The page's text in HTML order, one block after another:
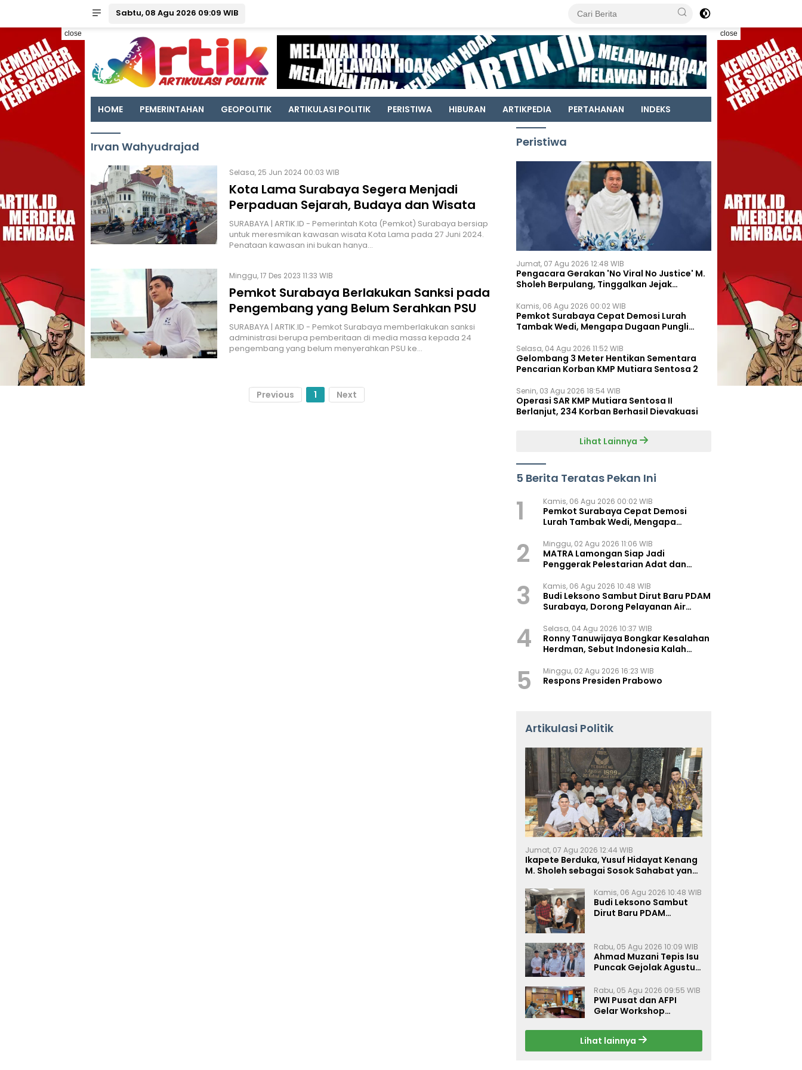
Sabtu, 08 Agu 2026 09:09 WIB
close close
HOME PEMERINTAHAN GEOPOLITIK ARTIKULASI POLITIK PERISTIWA HIBURAN ARTIKPEDIA PERTAHANAN INDEKS
Irvan Wahyudrajad
Selasa, 25 Jun 2024 00:03 WIB
Kota Lama Surabaya Segera Menjadi
Perpaduan Sejarah, Budaya dan Wisata
SURABAYA | ARTIK.ID - Pemerintah Kota (Pemkot) Surabaya bersiap
untuk meresmikan kawasan wisata Kota Lama pada 27 Juni 2024.
Penataan kawasan ini bukan hanya…
Minggu, 17 Des 2023 11:33 WIB
Pemkot Surabaya Berlakukan Sanksi pada
Pengembang yang Belum Serahkan PSU
SURABAYA | ARTIK.ID - Pemkot Surabaya memberlakukan sanksi
administrasi berupa pemberitaan di media massa kepada 24
pengembang yang belum menyerahkan PSU ke…
Previous 1 Next
Peristiwa
Jumat, 07 Agu 2026 12:48 WIB
Pengacara Gerakan 'No Viral No Justice' M.
Sholeh Berpulang, Tinggalkan Jejak
Kamis, 06 Agu 2026 00:02 WIB
Pemkot Surabaya Cepat Demosi Lurah
Tambak Wedi, Mengapa Dugaan Pungli
Selasa, 04 Agu 2026 11:52 WIB
Gelombang 3 Meter Hentikan Sementara
Pencarian Korban KMP Mutiara Sentosa 2
Senin, 03 Agu 2026 18:54 WIB
Operasi SAR KMP Mutiara Sentosa II
Berlanjut, 234 Korban Berhasil Dievakuasi
Lihat Lainnya
5 Berita Teratas Pekan Ini
1 Kamis, 06 Agu 2026 00:02 WIB
Pemkot Surabaya Cepat Demosi
Lurah Tambak Wedi, Mengapa
2 Minggu, 02 Agu 2026 11:06 WIB
MATRA Lamongan Siap Jadi
Penggerak Pelestarian Adat dan
3 Kamis, 06 Agu 2026 10:48 WIB
Budi Leksono Sambut Dirut Baru PDAM
Surabaya, Dorong Pelayanan Air
4 Selasa, 04 Agu 2026 10:37 WIB
Ronny Tanuwijaya Bongkar Kesalahan
Herdman, Sebut Indonesia Kalah
5 Minggu, 02 Agu 2026 16:23 WIB
Respons Presiden Prabowo
Artikulasi Politik
Jumat, 07 Agu 2026 12:44 WIB
Ikapete Berduka, Yusuf Hidayat Kenang
M. Sholeh sebagai Sosok Sahabat yang
Kamis, 06 Agu 2026 10:48 WIB
Budi Leksono Sambut
Dirut Baru PDAM
Makin Prima
Rabu, 05 Agu 2026 10:09 WIB
Ahmad Muzani Tepis Isu
Puncak Gejolak Agustus
Perkuat Persatuan
Rabu, 05 Agu 2026 09:55 WIB
PWI Pusat dan AFPI
Gelar Workshop
Inklusi Keuangan, dan
Perlindungan Publik
Lihat lainnya